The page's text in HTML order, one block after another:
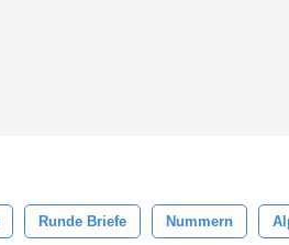
Runde Briefe Nummern